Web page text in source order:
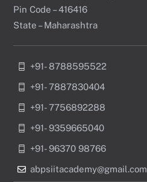
Pin Code – 416416
State – Maharashtra
+91- 8788595522
+91- 7887830404
+91- 7756892288
+91- 9359665040
+91- 96370 98766
abpsiitacademy@gmail.com